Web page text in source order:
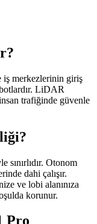
merkezlerinin giriş
LiDAR
trafiğinde güvenle
sınırlıdır. Otonom
dahi çalışır.
ve lobi alanınıza
korunur.
Pro